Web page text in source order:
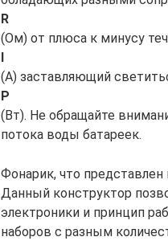
R
(Ом) от плюса к минусу
(А) заставляющий
P
(Вт). Не обращайте
потока воды батареек.
Фонарик, что представлен
Данный конструктор
электроники и принцип
наборов с разным